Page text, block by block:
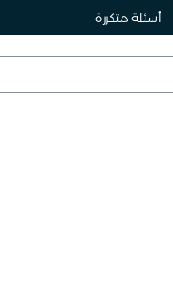
أسئلة متكررة